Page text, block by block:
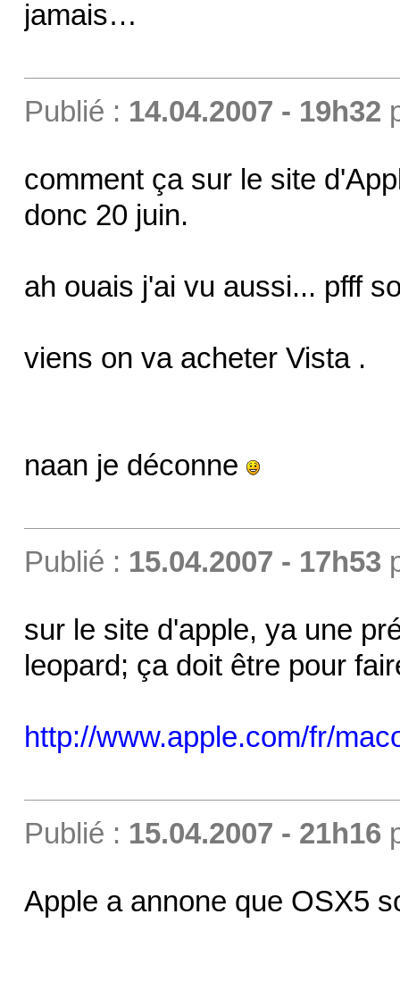
jamais…
Publié : 14.04.2007 - 19h32
comment ça sur le site
donc 20 juin.
ah ouais j'ai vu aussi... pfff
viens on va acheter Vista .
naan je déconne
Publié : 15.04.2007 - 17h53
sur le site d'apple, ya une
leopard; ça doit être pour
http://www.apple.com/fr/
Publié : 15.04.2007 - 21h16
Apple a annone que OSX5